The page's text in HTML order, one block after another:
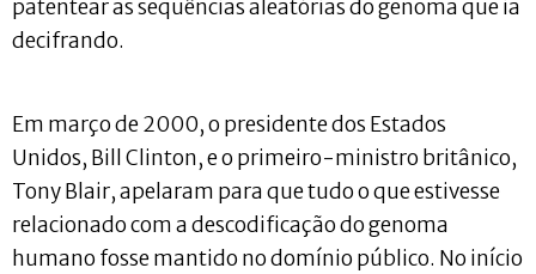
patentear as sequências aleatórias do genoma que ia
decifrando.
Em março de 2000, o presidente dos Estados
Unidos, Bill Clinton, e o primeiro-ministro britânico,
Tony Blair, apelaram para que tudo o que estivesse
relacionado com a descodificação do genoma
humano fosse mantido no domínio público. No início